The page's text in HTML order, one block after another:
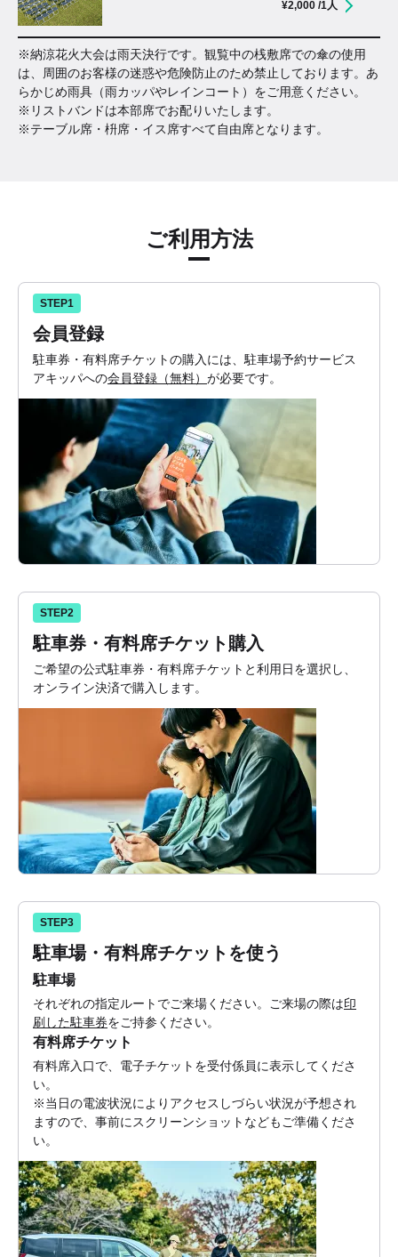
¥2,000 /1人
※納涼花火大会は雨天決行です。観覧中の桟敷席での傘の使用
は、周囲のお客様の迷惑や危険防止のため禁止しております。あ
らかじめ雨具（雨カッパやレインコート）をご用意ください。
※リストバンドは本部席でお配りいたします。
※テーブル席・枡席・イス席すべて自由席となります。
ご利用方法
STEP1
会員登録
駐車券・有料席チケットの購入には、駐車場予約サービス
アキッパへの会員登録（無料） が必要です。
STEP2
駐車券・有料席チケット購入
ご希望の公式駐車券・有料席チケットと利用日を選択し、
オンライン決済で購入します。
STEP3
駐車場・有料席チケットを使う
駐車場
それぞれの指定ルートでご来場ください。ご来場の際は印
刷した駐車券をご持参ください。
有料席チケット
有料席入口で、電子チケットを受付係員に表示してくださ
い。
※当日の電波状況によりアクセスしづらい状況が予想され
ますので、事前にスクリーンショットなどもご準備くださ
い。